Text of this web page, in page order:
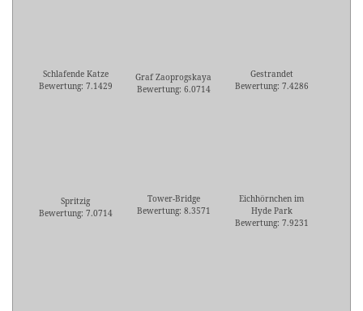
Schlafende Katze
Bewertung: 7.1429
Graf Zaoprogskaya
Bewertung: 6.0714
Gestrandet
Bewertung: 7.4286
Spritzig
Bewertung: 7.0714
Tower-Bridge
Bewertung: 8.3571
Eichhörnchen im
Hyde Park
Bewertung: 7.9231